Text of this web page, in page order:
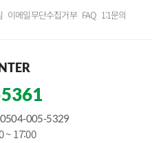
이메일무단수집거부 FAQ 1:1문의
005-5329
~ 17:00